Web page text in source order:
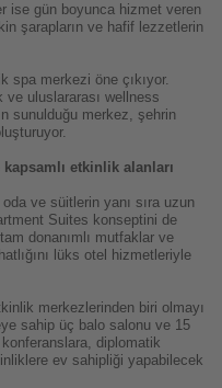
ise gün boyunca hizmet veren
şarapların ve hafif lezzetlerin
spa merkezi öne çıkıyor.
ve uluslararası wellness
sunulduğu merkez, şehrin
etkinlik alanları
ve süitlerin yanı sıra uzun
Suites konseptini de
donanımlı mutfaklar ve
lüks otel hizmetleriyle
merkezlerinden biri olmayı
sahip üç balo salonu ve 15
diplomatik
ev sahipliği yapabilecek